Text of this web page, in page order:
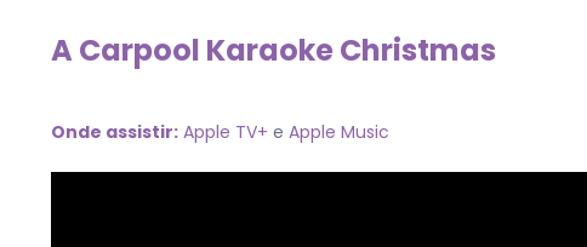
A Carpool Karaoke Christmas
Onde assistir: Apple TV+ e Apple Music